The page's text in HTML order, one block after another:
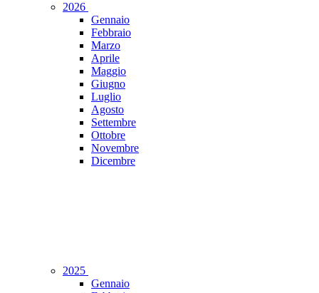
2026
Gennaio
Febbraio
Marzo
Aprile
Maggio
Giugno
Luglio
Agosto
Settembre
Ottobre
Novembre
Dicembre
2025
Gennaio